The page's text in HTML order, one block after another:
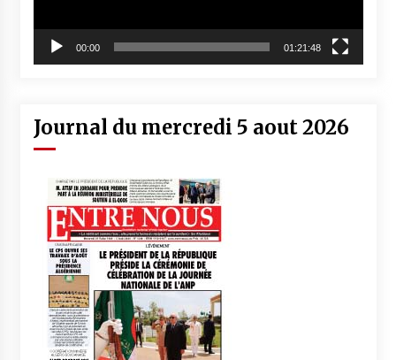
00:00 01:21:48
Journal du mercredi 5 aout 2026